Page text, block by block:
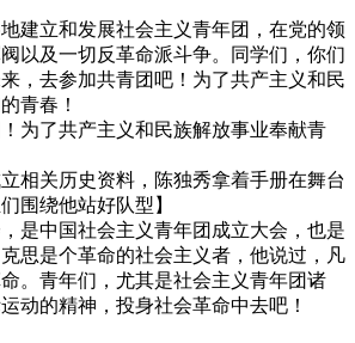
建立和发展社会主义青年团，在党的领
以及一切反革命派斗争。同学们，你们
，去参加共青团吧！为了共产主义和民
青春！
为了共产主义和民族解放事业奉献青
立相关历史资料，陈独秀拿着手册在舞台
围绕他站好队型】
是中国社会主义青年团成立大会，也是
思是个革命的社会主义者，他说过，凡
。青年们，尤其是社会主义青年团诸
动的精神，投身社会革命中去吧！